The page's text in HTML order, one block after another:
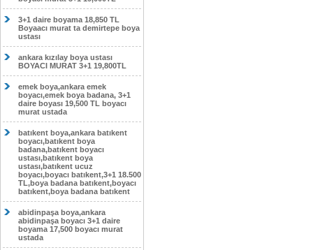
3+1 daire boyama 18,850 TL
Boyaacı murat ta demirtepe boya
ustası
ankara kızılay boya ustası
BOYACI MURAT 3+1 19,800TL
emek boya,ankara emek
boyacı,emek boya badana, 3+1
daire boyası 19,500 TL boyacı
murat ustada
batıkent boya,ankara batıkent
boyacı,batıkent boya
badana,batıkent boyacı
ustası,batıkent boya
ustası,batıkent ucuz
boyacı,boyacı batıkent,3+1 18.500
TL,boya badana batıkent,boyacı
batıkent,boya badana batıkent
abidinpaşa boya,ankara
abidinpaşa boyacı 3+1 daire
boyama 17,500 boyacı murat
ustada